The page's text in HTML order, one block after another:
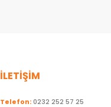
İLETİŞİM
Telefon:0232 252 57 25